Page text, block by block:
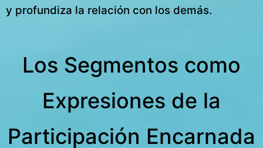
y profundiza la relación con los demás.
Los Segmentos como
Expresiones de la
Participación Encarnada